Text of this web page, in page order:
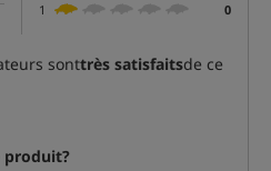
1
0
sonttrès satisfaitsde ce
produit?